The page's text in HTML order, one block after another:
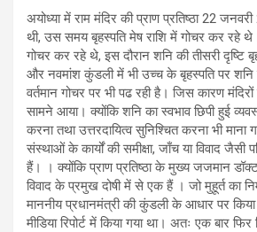
अयोध्या में राम मंदिर की प्राण प्रतिष्ठा 22
थी, उस समय बृहस्पति मेष राशि में गोचर कर रहे
गोचर कर रहे थे, इस दौरान शनि की तीसरी दृष्टि
और नवमांश कुंडली में भी उच्च के बृहस्पति पर शनि
वर्तमान गोचर पर भी पढ रही है। जिस कारण मंदिरों
सामने आया। क्योंकि शनि का स्वभाव छिपी हुई
करना तथा उत्तरदायित्व सुनिश्चित करना भी माना
संस्थाओं के कार्यों की समीक्षा, जाँच या विवाद जैसी
हैं। । क्योंकि प्राण प्रतिष्ठा के मुख्य जजमान
विवाद के प्रमुख दोषी में से एक हैं । जो मुहूर्त का
माननीय प्रधानमंत्री की कुंडली के आधार पर किया
मीडिया रिपोर्ट में किया गया था। अतः एक बार फिर